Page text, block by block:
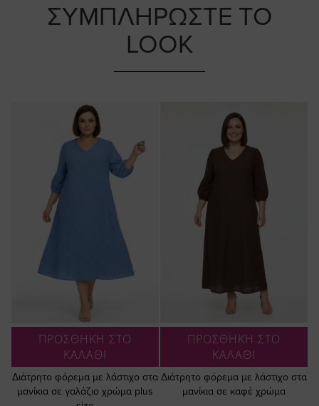
ΣΥΜΠΛΗΡΩΣΤΕ ΤΟ
LOOK
ΠΡΟΣΘΗΚΗ ΣΤΟ
ΚΑΛΑΘΙ
Διάτρητο φόρεμα με λάστιχο στα
μανίκια σε γαλάζιο χρώμα plus
ΠΡΟΣΘΗΚΗ ΣΤΟ
ΚΑΛΑΘΙ
Διάτρητο φόρεμα με λάστιχο στα
μανίκια σε καφέ χρώμα